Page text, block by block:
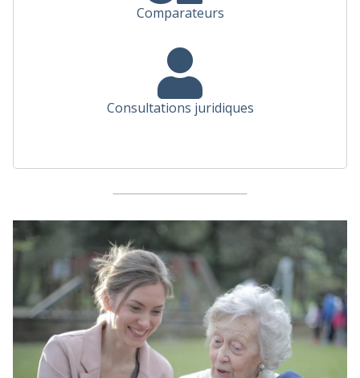
Comparateurs
Consultations juridiques